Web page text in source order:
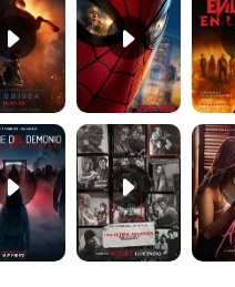
Primer Tráiler Oficial Subtitulado de 'Una última aventura: Detrás de cámaras de Stranger Things 5'